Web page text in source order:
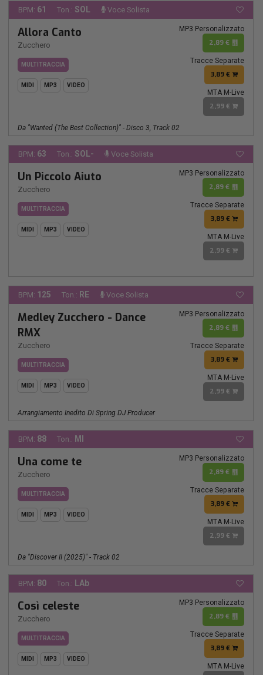
BPM: 61 Ton.: SOL Voce Solista
Allora Canto
Zucchero
MULTITRACCIA
MIDI MP3 VIDEO
MP3 Personalizzato
2,89 €
Tracce Separate
3,89 €
MTA M-Live
2,99 €
Da "Wanted (The Best Collection)" - Disco 3, Track 02
BPM: 63 Ton.: SOL- Voce Solista
Un Piccolo Aiuto
Zucchero
MULTITRACCIA
MIDI MP3 VIDEO
MP3 Personalizzato
2,89 €
Tracce Separate
3,89 €
MTA M-Live
2,99 €
BPM: 125 Ton.: RE Voce Solista
Medley Zucchero - Dance
RMX
Zucchero
MULTITRACCIA
MIDI MP3 VIDEO
MP3 Personalizzato
2,89 €
Tracce Separate
3,89 €
MTA M-Live
2,99 €
Arrangiamento Inedito Di Spring DJ Producer
BPM: 88 Ton.: MI
Una come te
Zucchero
MULTITRACCIA
MIDI MP3 VIDEO
MP3 Personalizzato
2,89 €
Tracce Separate
3,89 €
MTA M-Live
2,99 €
Da "Discover II (2025)" - Track 02
BPM: 80 Ton.: LAb
Così celeste
Zucchero
MULTITRACCIA
MIDI MP3 VIDEO
MP3 Personalizzato
2,89 €
Tracce Separate
3,89 €
MTA M-Live